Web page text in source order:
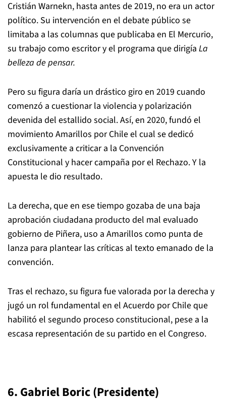
Cristián Warnekn, hasta antes de 2019, no era un actor
político. Su intervención en el debate público se
limitaba a las columnas que publicaba en El Mercurio,
su trabajo como escritor y el programa que dirigía La
belleza de pensar.
Pero su figura daría un drástico giro en 2019 cuando
comenzó a cuestionar la violencia y polarización
devenida del estallido social. Así, en 2020, fundó el
movimiento Amarillos por Chile el cual se dedicó
exclusivamente a criticar a la Convención
Constitucional y hacer campaña por el Rechazo. Y la
apuesta le dio resultado.
La derecha, que en ese tiempo gozaba de una baja
aprobación ciudadana producto del mal evaluado
gobierno de Piñera, uso a Amarillos como punta de
lanza para plantear las críticas al texto emanado de la
convención.
Tras el rechazo, su figura fue valorada por la derecha y
jugó un rol fundamental en el Acuerdo por Chile que
habilitó el segundo proceso constitucional, pese a la
escasa representación de su partido en el Congreso.
6. Gabriel Boric (Presidente)